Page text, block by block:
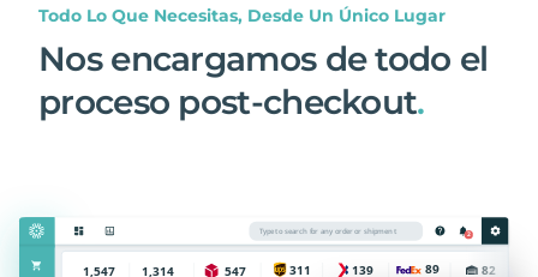
Todo Lo Que Necesitas, Desde Un Único Lugar
Nos encargamos de todo el
proceso post-checkout.